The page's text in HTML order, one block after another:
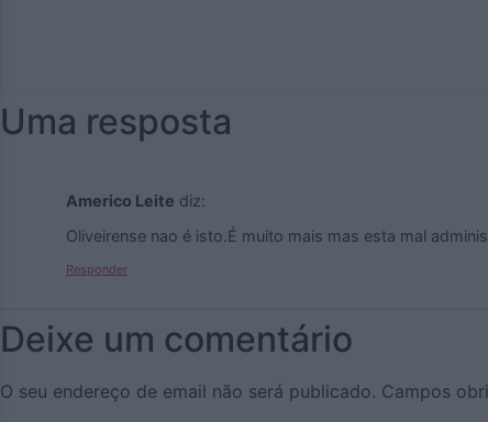
Uma resposta
Americo Leite diz:
Oliveirense nao é isto.É muito mais mas esta mal
Responder
Deixe um comentário
O seu endereço de email não será publicado. Campos